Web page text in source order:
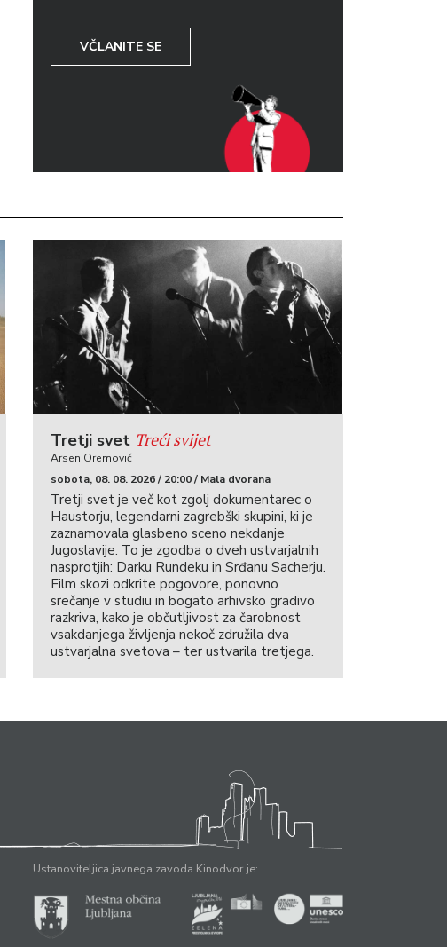
VČLANITE SE
Tretji svet Treći svijet
Arsen Oremović
sobota, 08. 08. 2026 / 20:00 / Mala dvorana
Tretji svet je več kot zgolj dokumentarec o
Haustorju, legendarni zagrebški skupini, ki je
zaznamovala glasbeno sceno nekdanje
Jugoslavije. To je zgodba o dveh ustvarjalnih
nasprotjih: Darku Rundeku in Srđanu Sacherju.
Film skozi odkrite pogovore, ponovno
srečanje v studiu in bogato arhivsko gradivo
razkriva, kako je občutljivost za čarobnost
vsakdanjega življenja nekoč združila dva
ustvarjalna svetova – ter ustvarila tretjega.
Ustanoviteljica javnega zavoda Kinodvor je: